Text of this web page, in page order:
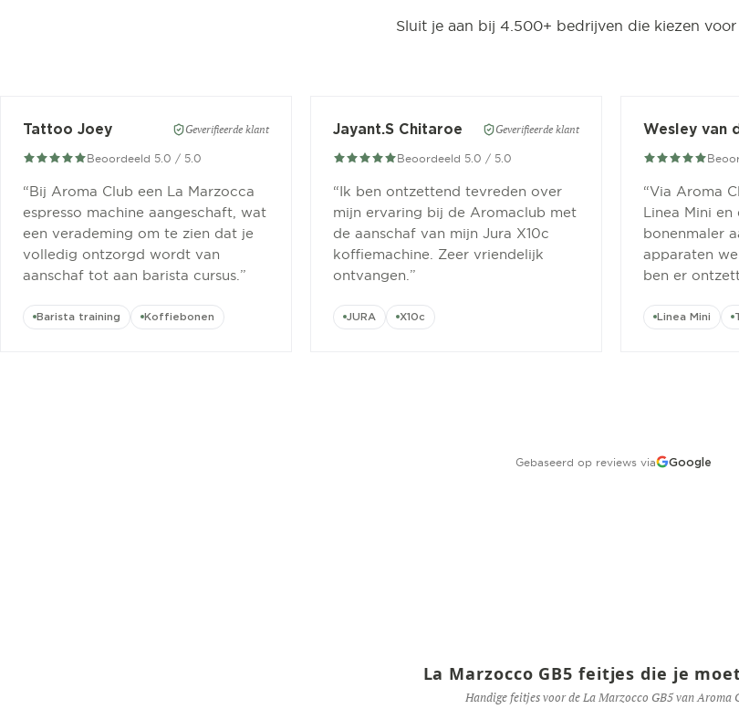
Sluit je aan bij 4.500+ bedrijven die kiezen voor
Tattoo Joey Geverifieerde klant
Beoordeeld 5.0 / 5.0
“Bij Aroma Club een La Marzocca
espresso machine aangeschaft, wat
een verademing om te zien dat je
volledig ontzorgd wordt van
aanschaf tot aan barista cursus. ”
Barista training Koffiebonen
Jayant.S Chitaroe Geverifieerde klant
Beoordeeld 5.0 / 5.0
“Ik ben ontzettend tevreden over
mijn ervaring bij de Aromaclub met
de aanschaf van mijn Jura X10c
koffiemachine. Zeer vriendelijk
ontvangen. ”
JURA X10c
“Via Aroma
Linea Mini
bonenmaler
apparaten
ben er
Linea Mini
Gebaseerd op reviews via Google
La Marzocco GB5 feitjes die je
Handige feitjes voor de La Marzocco GB5 van Aroma